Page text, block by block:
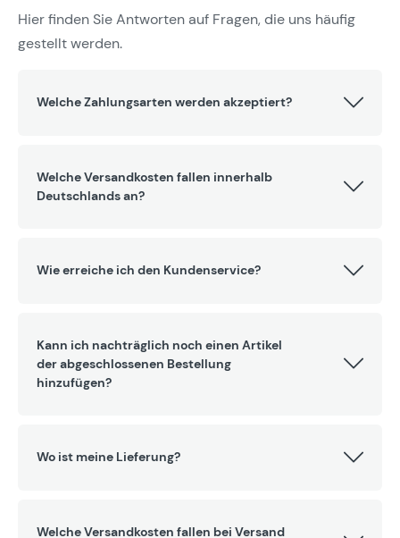
Hier finden Sie Antworten auf Fragen, die uns häufig
gestellt werden.
Welche Zahlungsarten werden akzeptiert?
Welche Versandkosten fallen innerhalb
Deutschlands an?
Wie erreiche ich den Kundenservice?
Kann ich nachträglich noch einen Artikel
der abgeschlossenen Bestellung
hinzufügen?
Wo ist meine Lieferung?
Welche Versandkosten fallen bei Versand